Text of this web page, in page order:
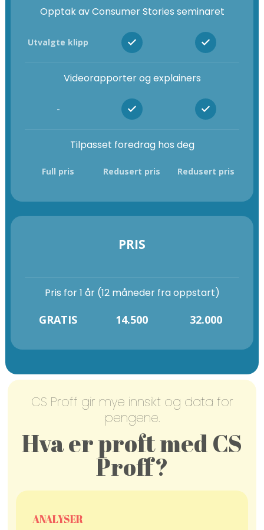
Opptak av Consumer Stories seminaret
Utvalgte klipp
Videorapporter og explainers
-
Tilpasset foredrag hos deg
Full pris Redusert pris Redusert pris
PRIS
Pris for 1 år (12 måneder fra oppstart)
GRATIS 14.500 32.000
CS Proff gir mye innsikt og data for
pengene.
Hva er proft med CS
Proff?
ANALYSER